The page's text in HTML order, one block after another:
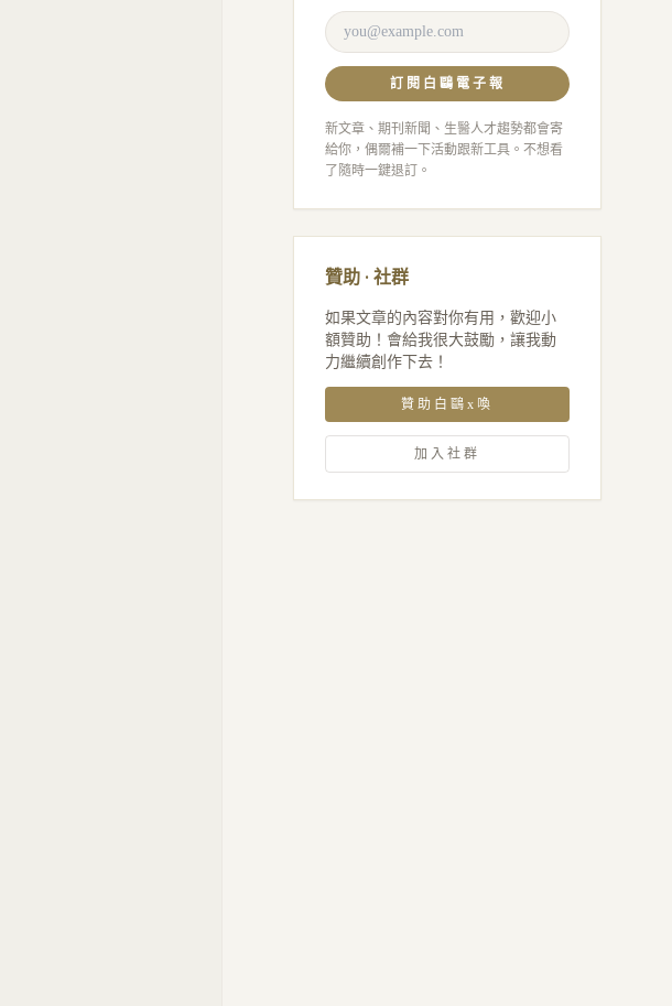
訂閱白鷗電子報
新文章、期刊新聞、生醫人才趨勢都會寄
給你，偶爾補一下活動跟新工具。不想看
了隨時一鍵退訂。
贊助 · 社群
如果文章的內容對你有用，歡迎小
額贊助！會給我很大鼓勵，讓我動
力繼續創作下去！
贊助白鷗x喚
加入社群